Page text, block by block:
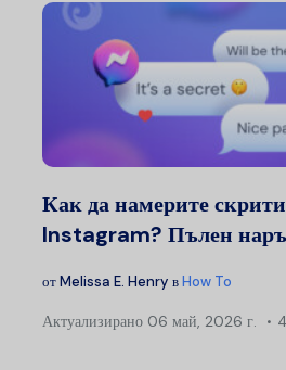
Как да намерите
Instagram? Пълен
отMelissa E. Henry вHow To
Актуализирано 06 май, 2026 г.